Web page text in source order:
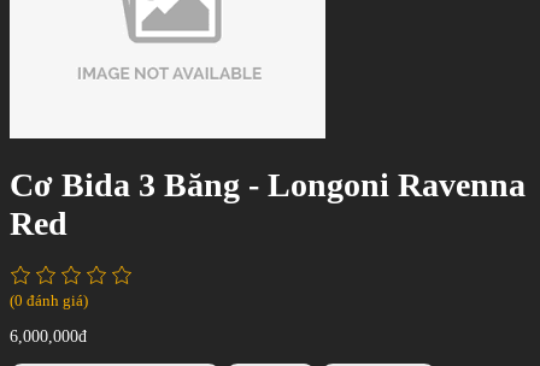
Cơ Bida 3 Băng - Longoni Ravenna
Red
(0 đánh giá)
6,000,000đ